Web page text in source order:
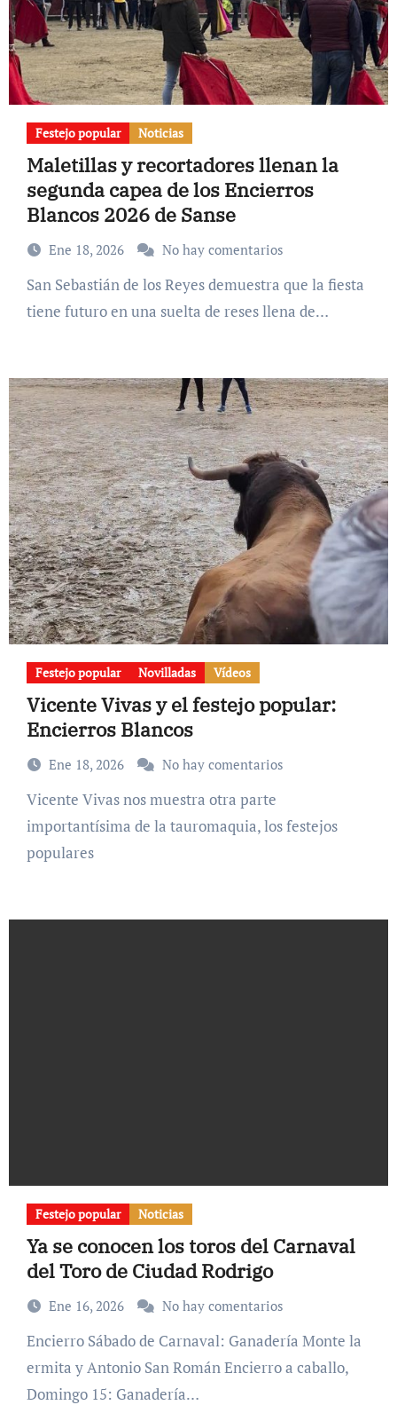
Festejo popular Noticias
Maletillas y recortadores llenan la
segunda capea de los Encierros
Blancos 2026 de Sanse
Ene 18, 2026 No hay comentarios
San Sebastián de los Reyes demuestra que la fiesta
tiene futuro en una suelta de reses llena de…
Festejo popular Novilladas Vídeos
Vicente Vivas y el festejo popular:
Encierros Blancos
Ene 18, 2026 No hay comentarios
Vicente Vivas nos muestra otra parte
importantísima de la tauromaquia, los festejos
populares
Festejo popular Noticias
Ya se conocen los toros del Carnaval
del Toro de Ciudad Rodrigo
Ene 16, 2026 No hay comentarios
Encierro Sábado de Carnaval: Ganadería Monte la
ermita y Antonio San Román Encierro a caballo,
Domingo 15: Ganadería…